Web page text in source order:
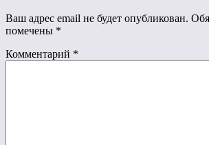
Ваш адрес email не будет опубликован.
помечены *
Комментарий *